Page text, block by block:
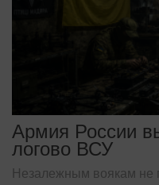
Армия России
логово ВСУ
Незалежным воякам не